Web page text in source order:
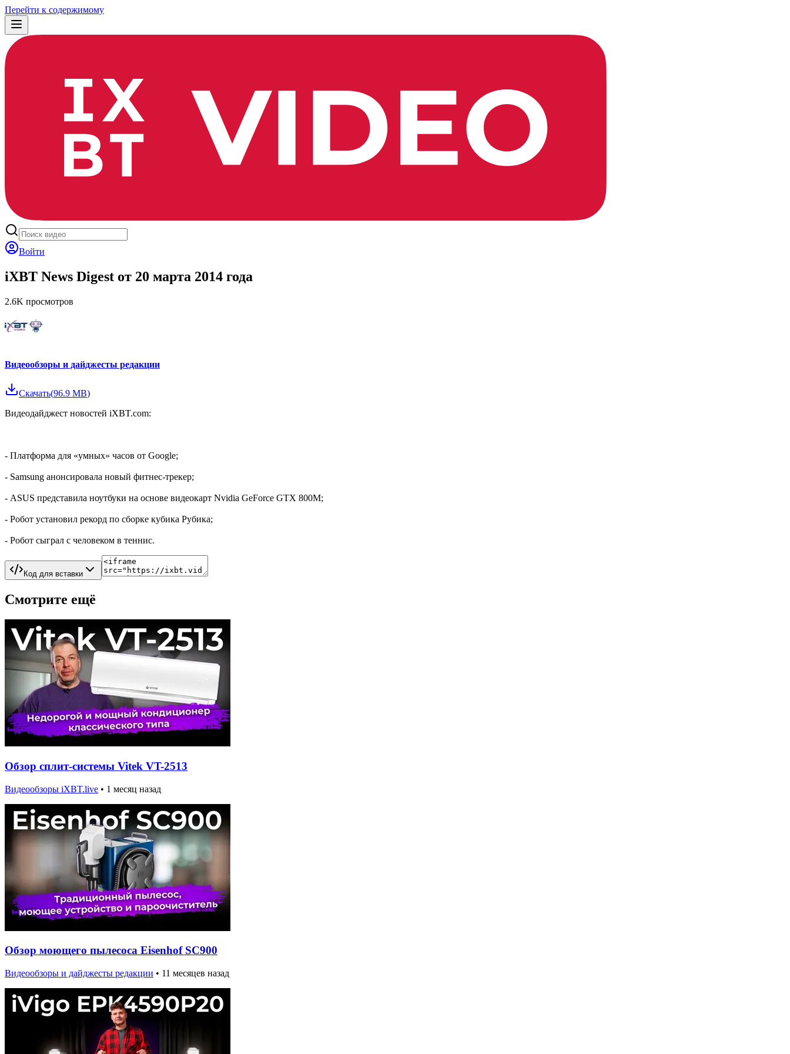
Перейти к содержимому
Войти
iXBT News Digest от 20 марта 2014 года
2.6K просмотров
Видеообзоры и дайджесты редакции
Скачать(96.9 MB)
Видеодайджест новостей iXBT.com:
- Платформа для «умных» часов от Google;
- Samsung анонсировала новый фитнес-трекер;
- ASUS представила ноутбуки на основе видеокарт Nvidia GeForce GTX 800M;
- Робот установил рекорд по сборке кубика Рубика;
- Робот сыграл с человеком в теннис.
Код для вставки
Смотрите ещё
Обзор сплит-системы Vitek VT-2513
Видеообзоры iXBT.live • 1 месяц назад
Обзор моющего пылесоса Eisenhof SC900
Видеообзоры и дайджесты редакции • 11 месяцев назад